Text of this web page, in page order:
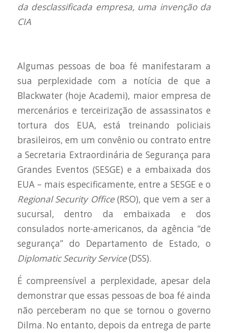
da desclassificada empresa, uma invenção da
CIA
Algumas pessoas de boa fé manifestaram a
sua perplexidade com a notícia de que a
Blackwater (hoje Academi), maior empresa de
mercenários e terceirização de assassinatos e
tortura dos EUA, está treinando policiais
brasileiros, em um convênio ou contrato entre
a Secretaria Extraordinária de Segurança para
Grandes Eventos (SESGE) e a embaixada dos
EUA – mais especificamente, entre a SESGE e o
Regional Security Office(RSO), que vem a ser a
sucursal, dentro da embaixada e dos
consulados norte-americanos, da agência “de
segurança” do Departamento de Estado, o
Diplomatic Security Service(DSS).
É compreensível a perplexidade, apesar dela
demonstrar que essas pessoas de boa fé ainda
não perceberam no que se tornou o governo
Dilma. No entanto, depois da entrega de parte